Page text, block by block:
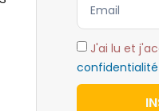
J'ai lu et
confidentialité